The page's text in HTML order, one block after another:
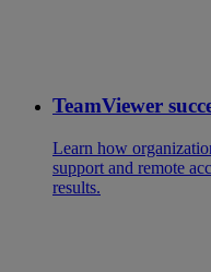
TeamViewer
Learn how
support and remote
results.